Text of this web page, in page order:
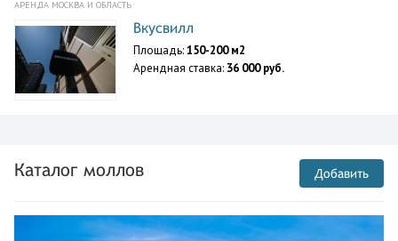
АРЕНДА МОСКВА И ОБЛАСТЬ
Вкусвилл
Площадь:150-200 м2
Арендная ставка: 36 000 руб.
Каталог моллов Добавить